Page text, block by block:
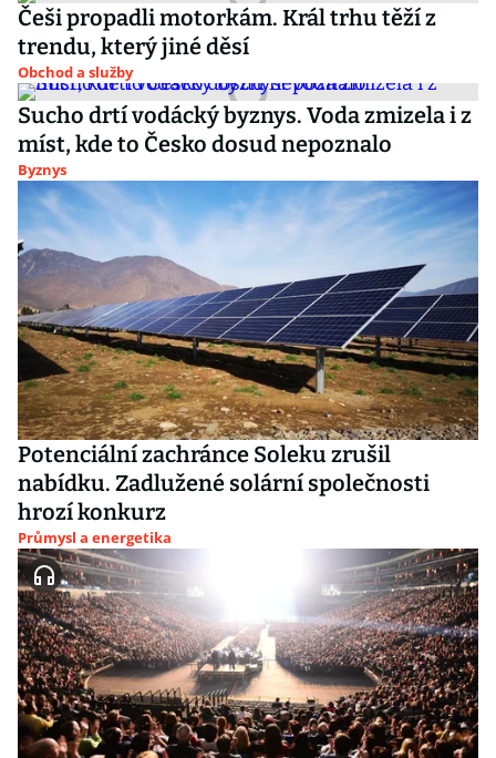
Češi propadli motorkám. Král trhu těží z
trendu, který jiné děsí
Obchod a služby
Sucho drtí vodácký byznys. Voda zmizela i z
míst, kde to Česko dosud nepoznalo
Byznys
Potenciální zachránce Soleku zrušil
nabídku. Zadlužené solární společnosti
hrozí konkurz
Průmysl a energetika